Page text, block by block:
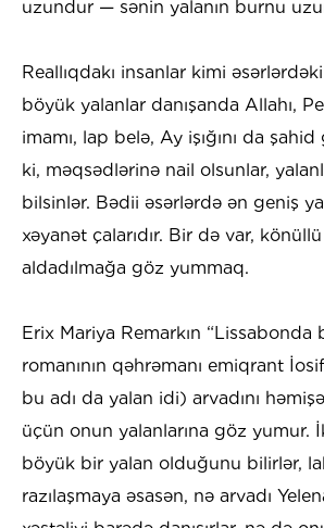
uzundur — sənin yalanın burnu
Reallıqdakı insanlar kimi
böyük yalanlar danışanda Allahı,
imamı, lap belə, Ay işığını da
ki, məqsədlərinə nail olsunlar,
bilsinlər. Bədii əsərlərdə ən geniş
xəyanət çalarıdır. Bir də var, könüllü
aldadılmağa göz yummaq.
Erix Mariya Remarkın “Lissabonda
romanının qəhrəmanı emiqrant
bu adı da yalan idi) arvadını
üçün onun yalanlarına göz yumur.
böyük bir yalan olduğunu bilirlər,
razılaşmaya əsasən, nə arvadı